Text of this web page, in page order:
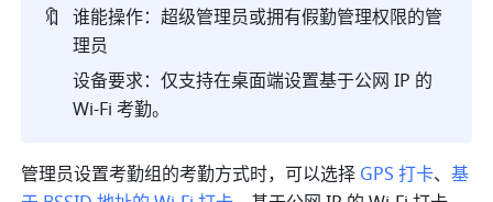
🔖 谁能操作：超级管理员或拥有假勤管理权限的管
理员
设备要求：仅支持在桌面端设置基于公网 IP 的
Wi-Fi 考勤。
管理员设置考勤组的考勤方式时，可以选择 GPS 打卡、基